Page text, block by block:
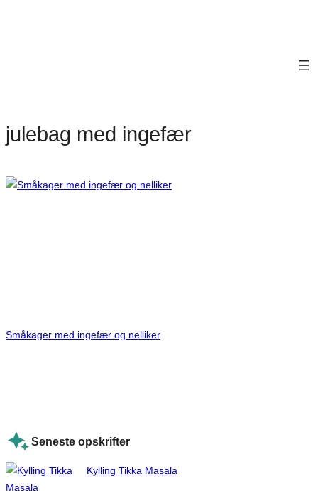
julebag med ingefær
Småkager med ingefær og nelliker
Seneste opskrifter
Kylling Tikka Masala